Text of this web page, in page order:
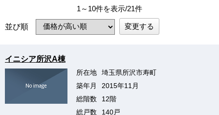
1～10件を表示/21件
並び順 変更する
イニシア所沢A棟
所在地
埼玉県所沢市寿町
築年月
2015年11月
総階数
12階
総戸数
140戸